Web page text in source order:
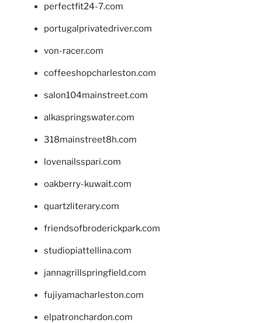
perfectfit24-7.com
portugalprivatedriver.com
von-racer.com
coffeeshopcharleston.com
salon104mainstreet.com
alkaspringswater.com
318mainstreet8h.com
lovenailsspari.com
oakberry-kuwait.com
quartzliterary.com
friendsofbroderickpark.com
studiopiattellina.com
jannagrillspringfield.com
fujiyamacharleston.com
elpatronchardon.com